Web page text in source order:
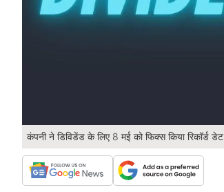
कंपनी ने डिविडेंड के लिए 8 मई को फिक्स किया रिकॉर्ड डेट